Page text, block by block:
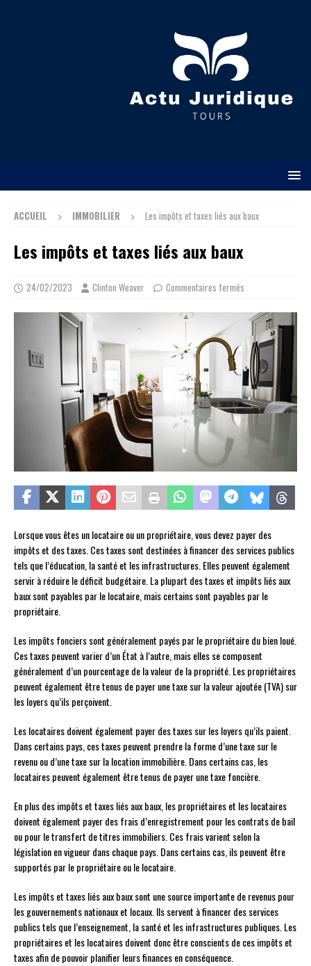
ACCUEIL IMMOBILIER Les impôts et taxes liés aux baux
Les impôts et taxes liés aux baux
24/02/2023 Clinton Weaver Commentaires fermés
Lorsque vous êtes un locataire ou un propriétaire, vous devez payer des
impôts et des taxes. Ces taxes sont destinées à financer des services publics
tels que l’éducation, la santé et les infrastructures. Elles peuvent également
servir à réduire le déficit budgétaire. La plupart des taxes et impôts liés aux
baux sont payables par le locataire, mais certains sont payables par le
propriétaire.
Les impôts fonciers sont généralement payés par le propriétaire du bien loué.
Ces taxes peuvent varier d’un État à l’autre, mais elles se composent
généralement d’un pourcentage de la valeur de la propriété. Les propriétaires
peuvent également être tenus de payer une taxe sur la valeur ajoutée (TVA) sur
les loyers qu’ils perçoivent.
Les locataires doivent également payer des taxes sur les loyers qu’ils paient.
Dans certains pays, ces taxes peuvent prendre la forme d’une taxe sur le
revenu ou d’une taxe sur la location immobilière. Dans certains cas, les
locataires peuvent également être tenus de payer une taxe foncière.
En plus des impôts et taxes liés aux baux, les propriétaires et les locataires
doivent également payer des frais d’enregistrement pour les contrats de bail
ou pour le transfert de titres immobiliers. Ces frais varient selon la
législation en vigueur dans chaque pays. Dans certains cas, ils peuvent être
supportés par le propriétaire ou le locataire.
Les impôts et taxes liés aux baux sont une source importante de revenus pour
les gouvernements nationaux et locaux. Ils servent à financer des services
publics tels que l’enseignement, la santé et les infrastructures publiques. Les
propriétaires et les locataires doivent donc être conscients de ces impôts et
taxes afin de pouvoir planifier leurs finances en conséquence.